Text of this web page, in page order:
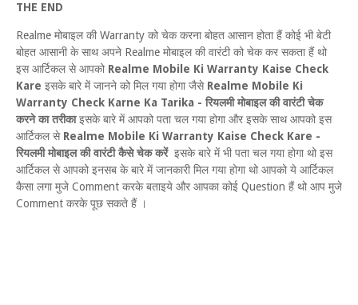
THE END
Realme मोबाइल की Warranty को चेक करना बोहत आसान होता हैं कोई भी बेटी
बोहत आसानी के साथ अपने Realme मोबाइल की वारंटी को चेक कर सकता हैं थो
इस आर्टिकल से आपको Realme Mobile Ki Warranty Kaise Check
Kare इसके बारे में जानने को मिल गया होगा जैसे Realme Mobile Ki
Warranty Check Karne Ka Tarika - रियलमी मोबाइल की वारंटी चेक
करने का तरीकाइसके बारे में आपको पता चल गया होगा और इसके साथ आपको इस
आर्टिकल से Realme Mobile Ki Warranty Kaise Check Kare -
रियलमी मोबाइल की वारंटी कैसे चेक करें इसके बारे में भी पता चल गया होगा थो इस
आर्टिकल से आपको इनसब के बारे में जानकारी मिल गया होगा थो आपको ये आर्टिकल
कैसा लगा मुजे Comment करके बताइये और आपका कोई Question हैं थो आप मुजे
Comment करके पूछ सकते हैं ।